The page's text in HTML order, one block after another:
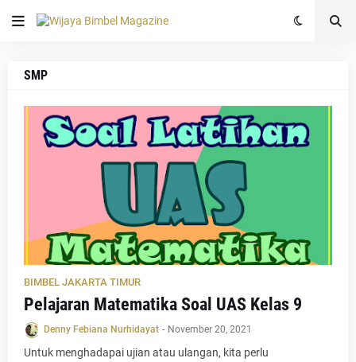
SMP
BIMBEL JAKARTA TIMUR
Pelajaran Matematika Soal UAS Kelas 9
Denny Febiana Nurhidayat - November 20, 2021
Untuk menghadapai ujian atau ulangan, kita perlu